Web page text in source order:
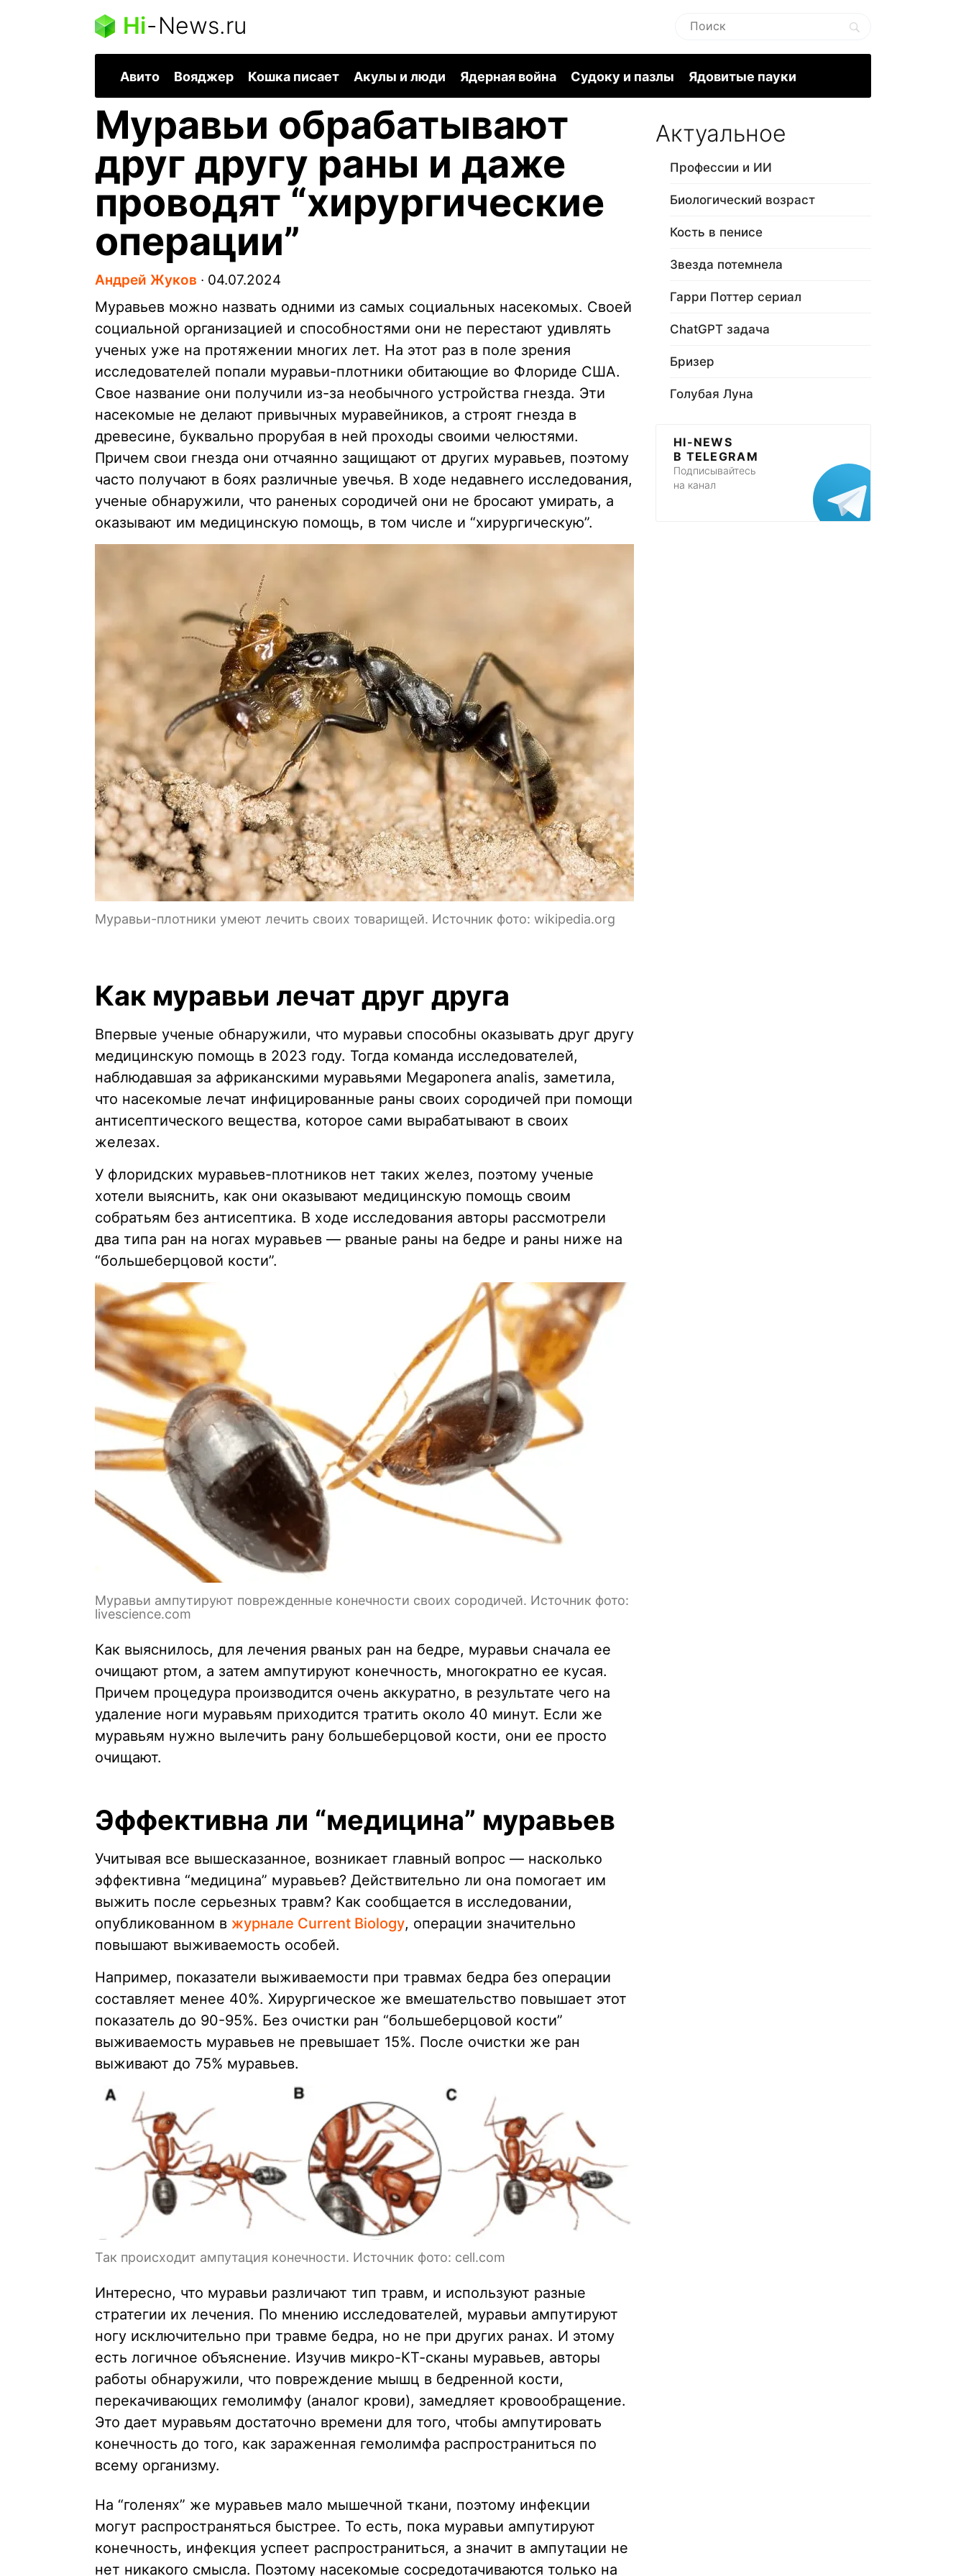
Hi-News.ru
Авито Вояджер Кошка писает Акулы и люди Ядерная война Судоку и пазлы Ядовитые пауки
Муравьи обрабатывают
друг другу раны и даже
проводят “хирургические
операции”
Андрей Жуков ∙ 04.07.2024
Муравьев можно назвать одними из самых социальных насекомых. Своей
социальной организацией и способностями они не перестают удивлять
ученых уже на протяжении многих лет. На этот раз в поле зрения
исследователей попали муравьи-плотники обитающие во Флориде США.
Свое название они получили из-за необычного устройства гнезда. Эти
насекомые не делают привычных муравейников, а строят гнезда в
древесине, буквально прорубая в ней проходы своими челюстями.
Причем свои гнезда они отчаянно защищают от других муравьев, поэтому
часто получают в боях различные увечья. В ходе недавнего исследования,
ученые обнаружили, что раненых сородичей они не бросают умирать, а
оказывают им медицинскую помощь, в том числе и “хирургическую”.
Муравьи-плотники умеют лечить своих товарищей. Источник фото: wikipedia.org
Как муравьи лечат друг друга
Впервые ученые обнаружили, что муравьи способны оказывать друг другу
медицинскую помощь в 2023 году. Тогда команда исследователей,
наблюдавшая за африканскими муравьями Megaponera analis, заметила,
что насекомые лечат инфицированные раны своих сородичей при помощи
антисептического вещества, которое сами вырабатывают в своих
железах.
У флоридских муравьев-плотников нет таких желез, поэтому ученые
хотели выяснить, как они оказывают медицинскую помощь своим
собратьям без антисептика. В ходе исследования авторы рассмотрели
два типа ран на ногах муравьев — рваные раны на бедре и раны ниже на
“большеберцовой кости”.
Муравьи ампутируют поврежденные конечности своих сородичей. Источник фото:
livescience.com
Как выяснилось, для лечения рваных ран на бедре, муравьи сначала ее
очищают ртом, а затем ампутируют конечность, многократно ее кусая.
Причем процедура производится очень аккуратно, в результате чего на
удаление ноги муравьям приходится тратить около 40 минут. Если же
муравьям нужно вылечить рану большеберцовой кости, они ее просто
очищают.
Эффективна ли “медицина” муравьев
Учитывая все вышесказанное, возникает главный вопрос — насколько
эффективна “медицина” муравьев? Действительно ли она помогает им
выжить после серьезных травм? Как сообщается в исследовании,
опубликованном в журнале Current Biology, операции значительно
повышают выживаемость особей.
Например, показатели выживаемости при травмах бедра без операции
составляет менее 40%. Хирургическое же вмешательство повышает этот
показатель до 90-95%. Без очистки ран “большеберцовой кости”
выживаемость муравьев не превышает 15%. После очистки же ран
выживают до 75% муравьев.
Так происходит ампутация конечности. Источник фото: cell.com
Интересно, что муравьи различают тип травм, и используют разные
стратегии их лечения. По мнению исследователей, муравьи ампутируют
ногу исключительно при травме бедра, но не при других ранах. И этому
есть логичное объяснение. Изучив микро-КТ-сканы муравьев, авторы
работы обнаружили, что повреждение мышц в бедренной кости,
перекачивающих гемолимфу (аналог крови), замедляет кровообращение.
Это дает муравьям достаточно времени для того, чтобы ампутировать
конечность до того, как зараженная гемолимфа распространиться по
всему организму.
На “голенях” же муравьев мало мышечной ткани, поэтому инфекции
могут распространяться быстрее. То есть, пока муравьи ампутируют
конечность, инфекция успеет распространиться, а значит в ампутации не
нет никакого смысла. Поэтому насекомые сосредотачиваются только на
Актуальное
Профессии и ИИ
Биологический возраст
Кость в пенисе
Звезда потемнела
Гарри Поттер сериал
ChatGPT задача
Бризер
Голубая Луна
HI-NEWS
В TELEGRAM
Подписывайтесь
на канал